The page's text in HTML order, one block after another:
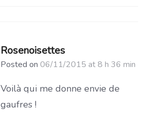
Rosenoisettes
Posted on 06/11/2015 at 8 h 36 min
Voilà qui me donne envie de
gaufres !